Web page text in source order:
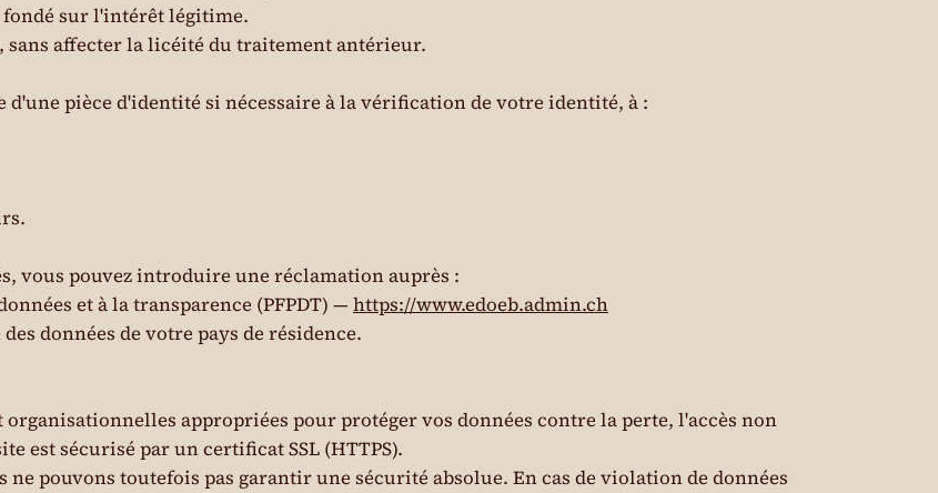
fondé sur l'intérêt légitime.
sans affecter la licéité du traitement antérieur.
d'une pièce d'identité si nécessaire à la vérification de votre identité, à :
vous pouvez introduire une réclamation auprès :
et à la transparence (PFPDT) — https://www.edoeb.admin.ch
données de votre pays de résidence.
appropriées pour protéger vos données contre la perte, l'accès non
est sécurisé par un certificat SSL (HTTPS).
pouvons toutefois pas garantir une sécurité absolue. En cas de violation de données